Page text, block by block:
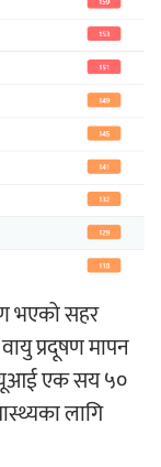
आफ्नो
सम्पन्न
भएको सहर
प्रदूषण मापन
एक सय ५०
लागि